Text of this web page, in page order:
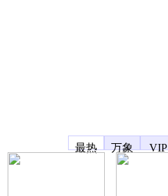
最热
万象 VIP